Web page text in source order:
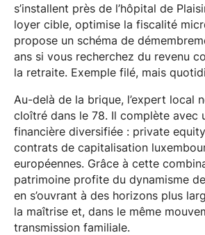
s’installent près de l’hôpital de
loyer cible, optimise la fiscalité
propose un schéma de
ans si vous recherchez du revenu
la retraite. Exemple filé, mais
Au-delà de la brique, l’expert local
cloîtré dans le 78. Il complète avec
financière diversifiée : private
contrats de capitalisation
européennes. Grâce à cette
patrimoine profite du dynamisme
en s’ouvrant à des horizons plus
la maîtrise et, dans le même
transmission familiale.